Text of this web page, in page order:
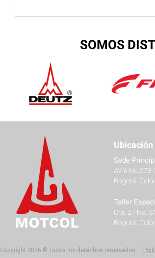
SOMOS
Ubicación
Sede
AV 6
Bogotá,
Taller
Cra. 27 No.
Bogotá,
Copyright 2026 © Todos los derechos reservados.